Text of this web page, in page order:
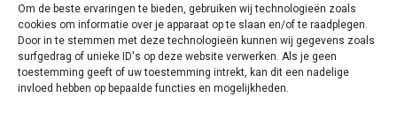
Om de beste ervaringen te bieden, gebruiken wij technologieën zoals
cookies om informatie over je apparaat op te slaan en/of te raadplegen.
Door in te stemmen met deze technologieën kunnen wij gegevens zoals
surfgedrag of unieke ID's op deze website verwerken. Als je geen
toestemming geeft of uw toestemming intrekt, kan dit een nadelige
invloed hebben op bepaalde functies en mogelijkheden.
Zadels